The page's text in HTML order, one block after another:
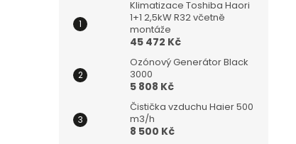
Klimatizace Toshiba Haori
1+1 2,5kW R32 včetně
montáže
45 472 Kč
Ozónový Generátor Black
3000
5 808 Kč
Čistička vzduchu Haier 500
m3/h
8 500 Kč